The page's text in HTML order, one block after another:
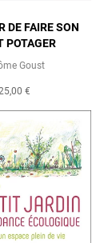
DE FAIRE SON
POTAGER
Goust
€